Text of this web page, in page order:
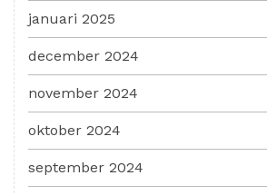
januari 2025
december 2024
november 2024
oktober 2024
september 2024